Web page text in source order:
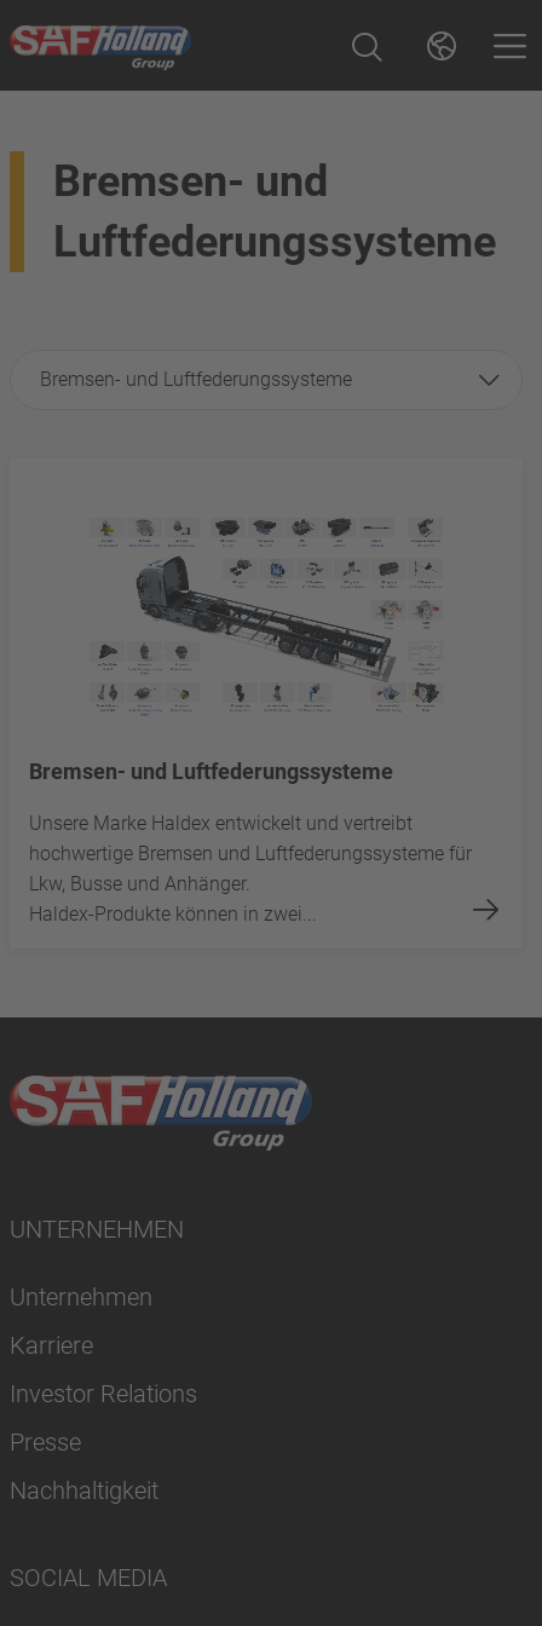
Bremsen- und
Luftfederungssysteme
Bremsen- und Luftfederungssysteme
Bremsen- und Luftfederungssysteme
Unsere Marke Haldex entwickelt und vertreibt
hochwertige Bremsen und Luftfederungssysteme für
Lkw, Busse und Anhänger.
Haldex-Produkte können in zwei...
UNTERNEHMEN
Unternehmen
Karriere
Investor Relations
Presse
Nachhaltigkeit
SOCIAL MEDIA